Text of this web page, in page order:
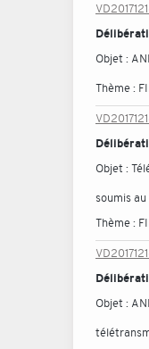
Objet :
Thème :
Objet :
soumis
Thème :
Objet :